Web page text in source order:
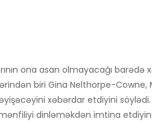
ona asan olmayacağı barədə
biri Gina Nelthorpe-Cowne,
xəbərdar etdiyini söylədi.
dinləməkdən imtina